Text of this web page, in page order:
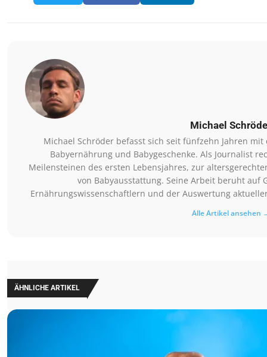
Michael
Michael Schröder befasst sich seit fünfzehn Jahren
Babyernährung und Babygeschenke. Als Journalist
Meilensteinen des ersten Lebensjahres, zur
von Babyausstattung. Seine Arbeit beruht auf
Ernährungswissenschaftlern und der Auswertung
Alle Artikel ansehen
ÄHNLICHE ARTIKEL